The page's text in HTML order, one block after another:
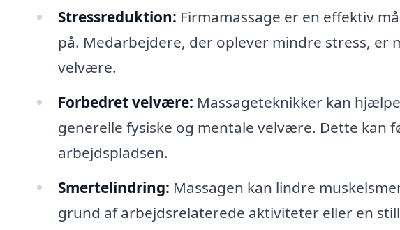
Stressreduktion: Firmamassage er en effektiv
på. Medarbejdere, der oplever mindre stress, er
velvære.
Forbedret velvære: Massageteknikker kan
generelle fysiske og mentale velvære. Dette kan
arbejdspladsen.
Smertelindring: Massagen kan lindre
grund af arbejdsrelaterede aktiviteter eller en